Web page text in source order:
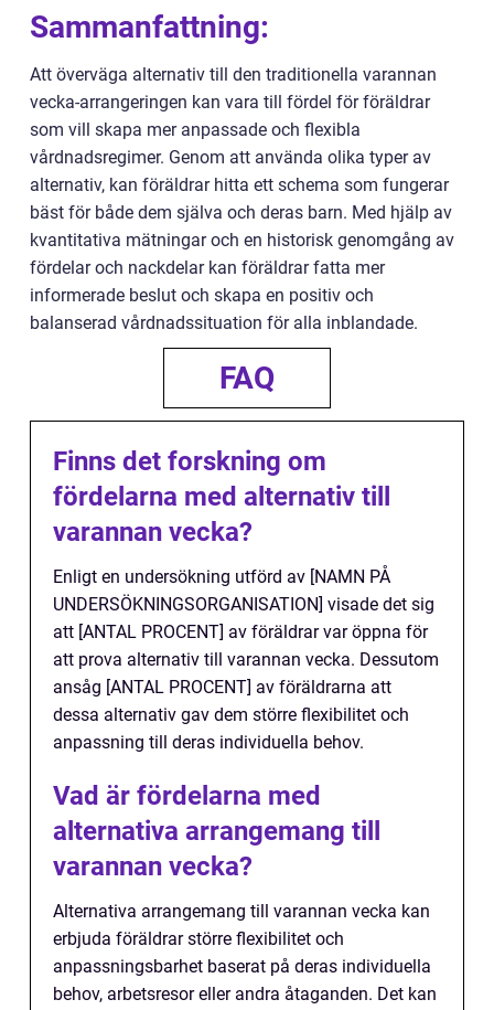
Sammanfattning:
Att överväga alternativ till den traditionella varannan
vecka-arrangeringen kan vara till fördel för föräldrar
som vill skapa mer anpassade och flexibla
vårdnadsregimer. Genom att använda olika typer av
alternativ, kan föräldrar hitta ett schema som fungerar
bäst för både dem själva och deras barn. Med hjälp av
kvantitativa mätningar och en historisk genomgång av
fördelar och nackdelar kan föräldrar fatta mer
informerade beslut och skapa en positiv och
balanserad vårdnadssituation för alla inblandade.
FAQ
Finns det forskning om
fördelarna med alternativ till
varannan vecka?
Enligt en undersökning utförd av [NAMN PÅ
UNDERSÖKNINGSORGANISATION] visade det sig
att [ANTAL PROCENT] av föräldrar var öppna för
att prova alternativ till varannan vecka. Dessutom
ansåg [ANTAL PROCENT] av föräldrarna att
dessa alternativ gav dem större flexibilitet och
anpassning till deras individuella behov.
Vad är fördelarna med
alternativa arrangemang till
varannan vecka?
Alternativa arrangemang till varannan vecka kan
erbjuda föräldrar större flexibilitet och
anpassningsbarhet baserat på deras individuella
behov, arbetsresor eller andra åtaganden. Det kan